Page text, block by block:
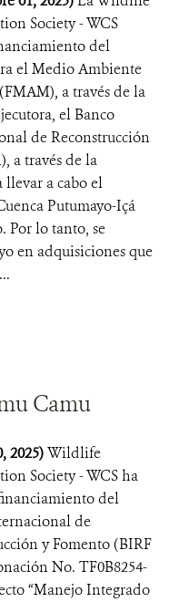
Society - WCS
del
el Medio Ambiente
a través de la
el Banco
de Reconstrucción
a través de la
llevar a cabo el
Putumayo-Içá
Por lo tanto, se
en adquisiciones que
Camu
2025)Wildlife
Society - WCS ha
del
de
y Fomento (BIRF
No. TF0B8254-
“Manejo Integrado